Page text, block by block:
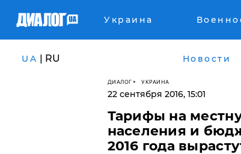
Украина
UA | RU Новости
ДИАЛОГ УКРАИНА
22 сентября 2016, 15:01
Тарифы на
населения и
2016 года